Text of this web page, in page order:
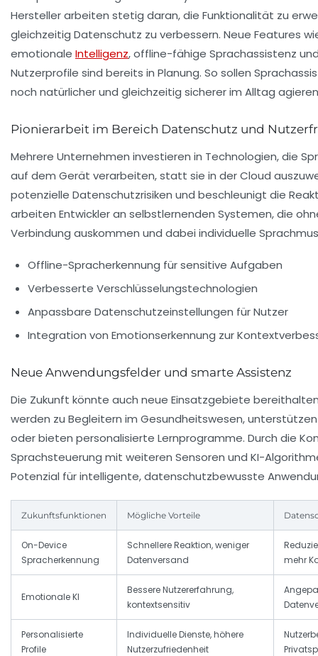
Hersteller arbeiten stetig daran, die Funktionalität zu
gleichzeitig Datenschutz zu verbessern. Neue Features
emotionale Intelligenz, offline-fähige Sprachassistenz
Nutzerprofile sind bereits in Planung. So sollen
noch natürlicher und gleichzeitig sicherer im Alltag
Pionierarbeit im Bereich Datenschutz und
Mehrere Unternehmen investieren in Technologien, die
auf dem Gerät verarbeiten, statt sie in der Cloud
potenzielle Datenschutzrisiken und beschleunigt die
arbeiten Entwickler an selbstlernenden Systemen, die
Verbindung auskommen und dabei individuelle
Offline-Spracherkennung für sensitive Aufgaben
Verbesserte Verschlüsselungstechnologien
Anpassbare Datenschutzeinstellungen für Nutzer
Integration von Emotionserkennung zur
Neue Anwendungsfelder und smarte Assistenz
Die Zukunft könnte auch neue Einsatzgebiete
werden zu Begleitern im Gesundheitswesen,
oder bieten personalisierte Lernprogramme. Durch die
Sprachsteuerung mit weiteren Sensoren und KI-
Potenzial für intelligente, datenschutzbewusste
Zukunftsfunktionen Mögliche Vorteile
On-Device
Spracherkennung
Schnellere Reaktion, weniger
Datenversand
mehr
Emotionale KI
Bessere Nutzererfahrung,
kontextsensitiv
Personalisierte
Profile
Individuelle Dienste, höhere
Nutzerzufriedenheit